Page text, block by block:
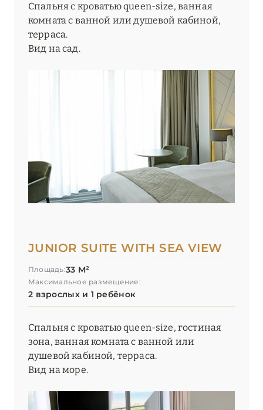
Спальня с кроватью queen-size, ванная
комната с ванной или душевой кабиной,
терраса.
Вид на сад.
JUNIOR SUITE WITH SEA VIEW
Площадь:33 М²
Максимальное размещение:
2 взрослых и 1 ребёнок
Спальня с кроватью queen-size, гостиная
зона, ванная комната с ванной или
душевой кабиной, терраса.
Вид на море.